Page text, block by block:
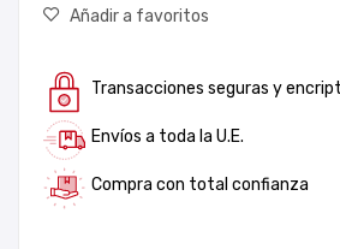
Añadir a favoritos
Transacciones seguras y
Envíos a toda la U.E.
Compra con total confianza